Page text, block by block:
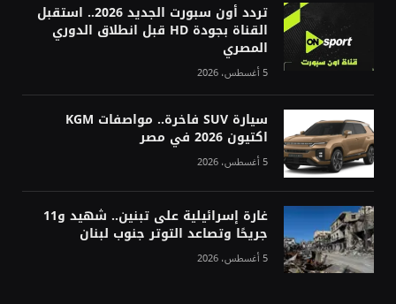
تردد أون سبورت الجديد 2026.. استقبل
القناة بجودة HD قبل انطلاق الدوري
المصري
5 أغسطس، 2026
سيارة SUV فاخرة.. مواصفات KGM
اكتيون 2026 في مصر
5 أغسطس، 2026
غارة إسرائيلية على تبنين.. شهيد و11
جريحًا وتصاعد التوتر جنوب لبنان
5 أغسطس، 2026